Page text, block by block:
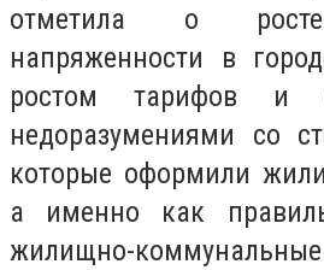
отметила о
напряженности в
ростом тарифов и
недоразумениями со
которые оформили
а именно как
жилищно-